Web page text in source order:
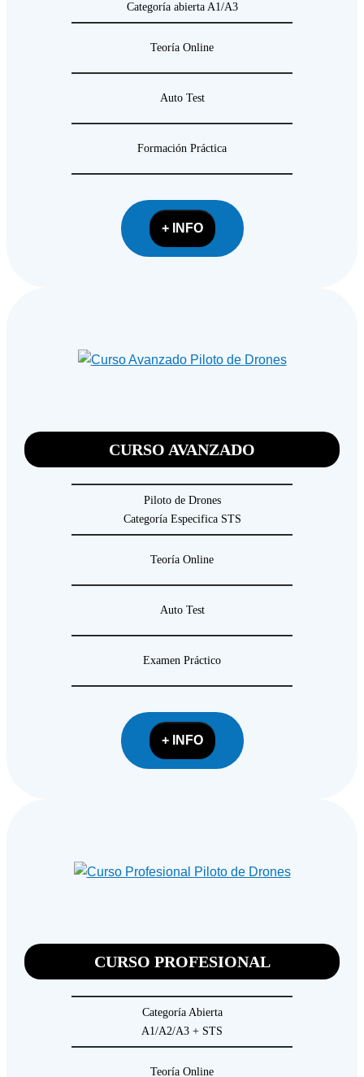
Categoría abierta A1/A3
Teoría Online
Auto Test
Formación Práctica
+ INFO
CURSO AVANZADO
Piloto de Drones
Categoría Especifica STS
Teoría Online
Auto Test
Examen Práctico
+ INFO
CURSO PROFESIONAL
Categoría Abierta
A1/A2/A3 + STS
Teoría Online